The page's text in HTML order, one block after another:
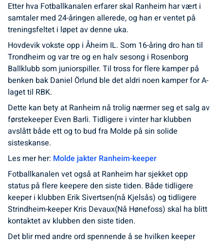
Etter hva Fotballkanalen erfarer skal Ranheim har vært i
samtaler med 24-åringen allerede, og han er ventet på
treningsfeltet i løpet av denne uka.
Hovdevik vokste opp i Åheim IL. Som 16-åring dro han til
Trondheim og var tre og en halv sesong i Rosenborg
Ballklubb som juniorspiller. Til tross for flere kamper på
benken bak Daniel Örlund ble det aldri noen kamper for A-
laget til RBK.
Dette kan bety at Ranheim nå trolig nærmer seg et salg av
førstekeeper Even Barli. Tidligere i vinter har klubben
avslått både ett og to bud fra Molde på sin solide
sisteskanse.
Les mer her: Molde jakter Ranheim-keeper
Fotballkanalen vet også at Ranheim har sjekket opp
status på flere keepere den siste tiden. Både tidligere
keeper i klubben Erik Sivertsen(nå Kjelsås) og tidligere
Strindheim-keeper Kris Devaux(Nå Hønefoss) skal ha blitt
kontaktet av klubben den siste tiden.
Det blir med andre ord spennende å se hvilken keeper